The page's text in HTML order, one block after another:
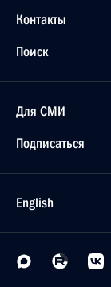
Контакты
Поиск
Для СМИ
Подписаться
English